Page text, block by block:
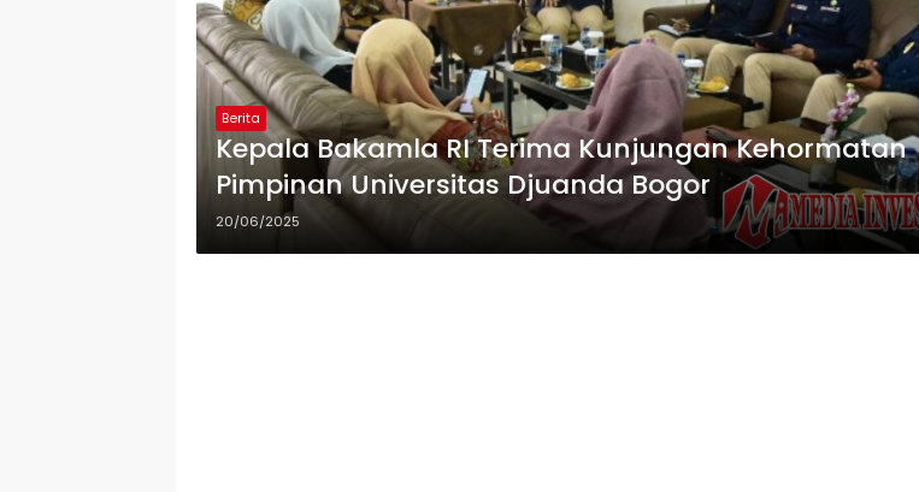
Berita
Kepala Bakamla RI Terima Kunjungan Kehormatan
Pimpinan Universitas Djuanda Bogor
20/06/2025